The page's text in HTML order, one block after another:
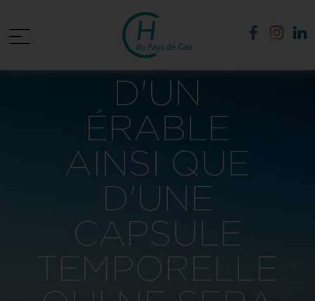
PLANTATION
D'UN
ÉRABLE
AINSI QUE
D'UNE
CAPSULE
TEMPORELLE